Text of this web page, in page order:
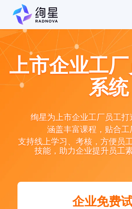
上市企业工
系统
绚星为上市企业工厂员工
涵盖丰富课程，贴合工
支持线上学习、考核，方便员
技能，助力企业提升员工
企业免费